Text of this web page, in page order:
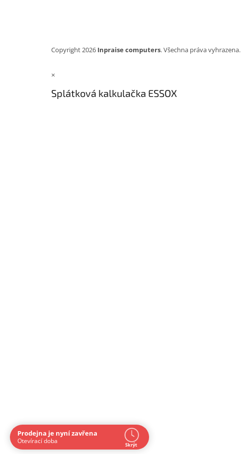
Copyright 2026 Inpraise computers. Všechna práva vyhrazena.
×
Splátková kalkulačka ESSOX
Prodejna je nyní zavřena
Otevírací doba
Skrýt
Navštivte nás osobně
Čas